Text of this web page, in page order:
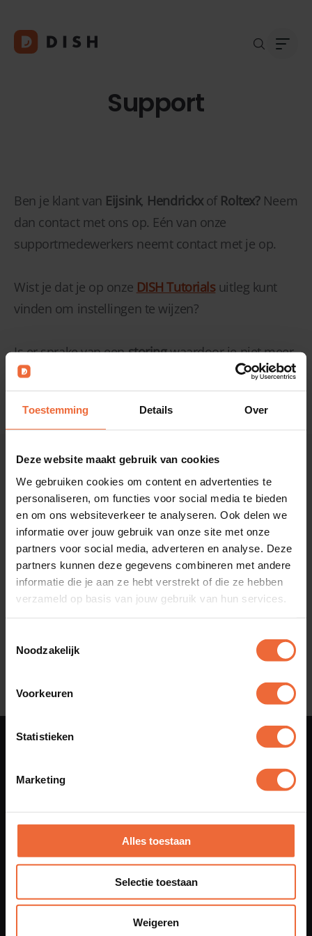
Toestemming Details Over
Deze website maakt gebruik van cookies
We gebruiken cookies om content en advertenties te
personaliseren, om functies voor social media te bieden
en om ons websiteverkeer te analyseren. Ook delen we
informatie over jouw gebruik van onze site met onze
partners voor social media, adverteren en analyse. Deze
partners kunnen deze gegevens combineren met andere
informatie die je aan ze hebt verstrekt of die ze hebben
verzameld op basis van jouw gebruik van hun services.
Noodzakelijk
Voorkeuren
Statistieken
Marketing
Alles toestaan
Selectie toestaan
Weigeren
Support
Ben je klant van Eijsink, Hendrickxof Roltex? Neem
dan contact met ons op. Eén van onze
supportmedewerkers neemt contact met je op.
Wist je dat je op onze DISH Tutorialsuitleg kunt
vinden om instellingen te wijzen?
Is er sprake van eenstoringwaardoor je niet meer
verder kunt werken? Bel ons, zodat we je direct
kunnen helpen.
Wij staan voor je klaar
Mail
helpdesk@eijsink.nl
Nederland